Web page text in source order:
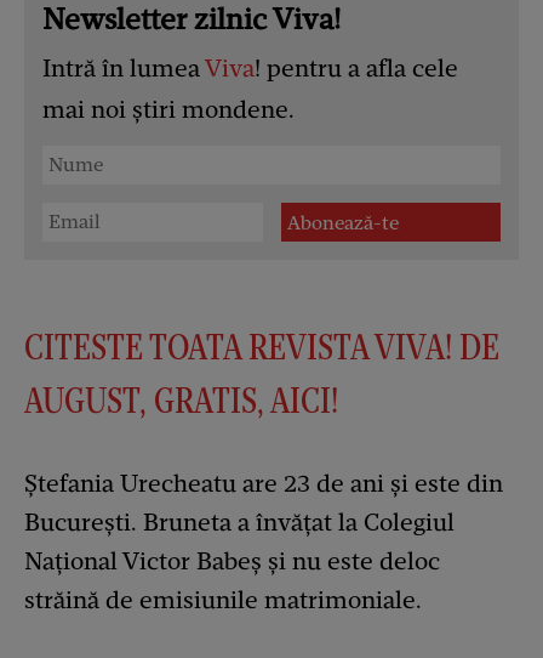
Newsletter zilnic Viva!
Intră în lumeaViva! pentru a afla cele
mai noi știri mondene.
CITESTE TOATA REVISTA VIVA! DE
AUGUST, GRATIS, AICI!
Ștefania Urecheatu are 23 de ani și este din
București. Bruneta a învățat la Colegiul
Național Victor Babeș și nu este deloc
străină de emisiunile matrimoniale.